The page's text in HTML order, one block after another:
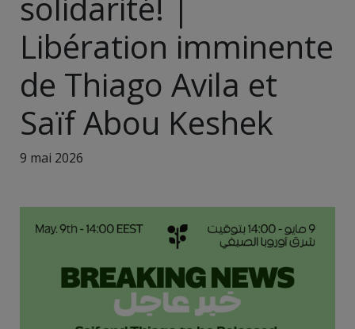
Libération imminente
de Thiago Avila et
Saïf Abou Keshek
9 mai 2026